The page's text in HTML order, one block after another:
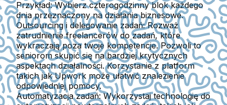
Przykład:Wybierz czterogodzinny blok każdego
dnia przeznaczony na działania biznesowe.
Outsourcing i delegowanie zadań:Rozważ
zatrudnienie freelancerów do zadań, które
wykraczają poza twoje kompetencje. Pozwoli to
seniorom skupić się na bardziej krytycznych
aspektach działalności. Korzystanie z platform
takich jak Upwork może ułatwić znalezienie
odpowiedniej pomocy.
Automatyzacja zadań:Wykorzystaj technologię do